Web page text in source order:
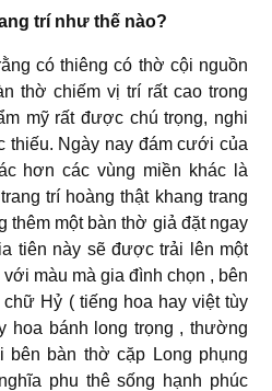
trí như thế nào?
có thiêng có thờ cội nguồn
thờ chiếm vị trí rất cao trong
mỹ rất được chú trọng, nghi
thiếu. Ngày nay đám cưới của
hơn các vùng miền khác là
trí hoàng thật khang trang
thêm một bàn thờ giả đặt ngay
tiên này sẽ được trải lên một
màu mà gia đình chọn , bên
Hỷ ( tiếng hoa hay việt tùy
hoa bánh long trọng , thường
bàn thờ cặp Long phụng
phu thê sống hạnh phúc